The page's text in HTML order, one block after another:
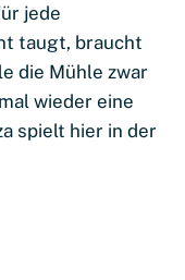
jede
taugt, braucht
die Mühle zwar
wieder eine
spielt hier in der